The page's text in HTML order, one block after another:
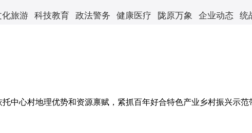
化旅游 科技教育 政法警务 健康医疗 陇原万象 企业动态 统
心村地理优势和资源禀赋，紧抓百年好合特色产业乡村振兴示范